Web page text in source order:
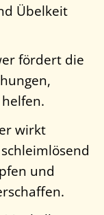
Übelkeit
fördert die
wirkt
und